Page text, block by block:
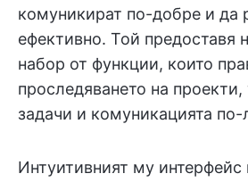
комуникират по-добре и да
ефективно. Той предоставя
набор от функции, които
проследяването на проекти,
задачи и комуникацията по-
Интуитивният му интерфейс